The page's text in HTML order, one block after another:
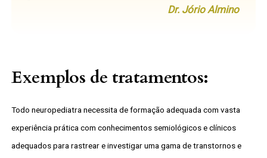
Dr. Jório Almino
Exemplos de tratamentos:
Todo neuropediatra necessita de formação adequada com vasta
experiência prática com conhecimentos semiológicos e clínicos
adequados para rastrear e investigar uma gama de transtornos e